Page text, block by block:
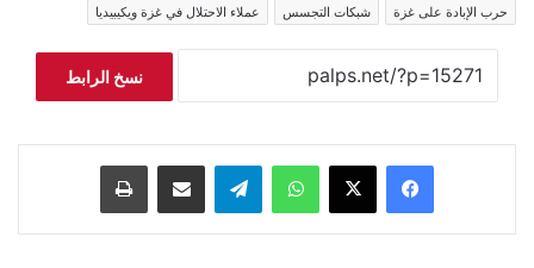
حرب الإبادة على غزة
شبكات التجسس عملاء الاحتلال في غزة ويكيبيديا
نسخ الرابط
فيسبوك ‫X واتساب تيلقرام مشاركة عبر البريد طباعة